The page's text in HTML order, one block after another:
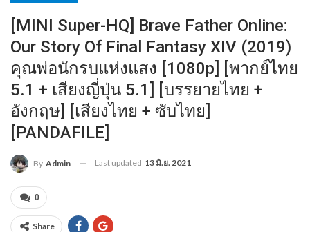
[MINI Super-HQ] Brave Father Online:
Our Story Of Final Fantasy XIV (2019)
คุณพ่อนักรบแห่งแสง [1080p] [พากย์ไทย
5.1 + เสียงญี่ปุ่น 5.1] [บรรยายไทย +
อังกฤษ] [เสียงไทย + ซับไทย]
[PANDAFILE]
By Admin Last updated 13 มิ.ย. 2021
0
Share